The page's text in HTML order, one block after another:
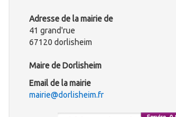
Adresse de la mairie de
41 grand'rue
67120 dorlisheim
Maire de Dorlisheim
Email de la mairie
mairie@dorlisheim.fr